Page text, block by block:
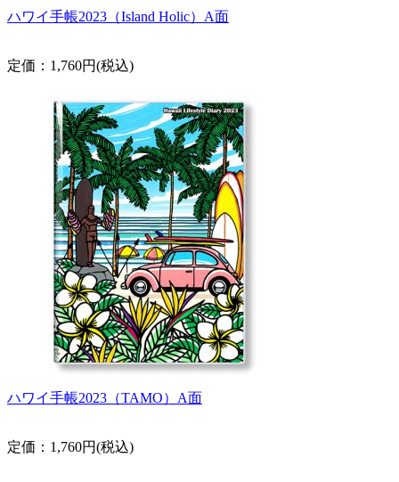
ハワイ手帳2023（Island Holic）A面
定価：1,760円(税込)
ハワイ手帳2023（TAMO）A面
定価：1,760円(税込)